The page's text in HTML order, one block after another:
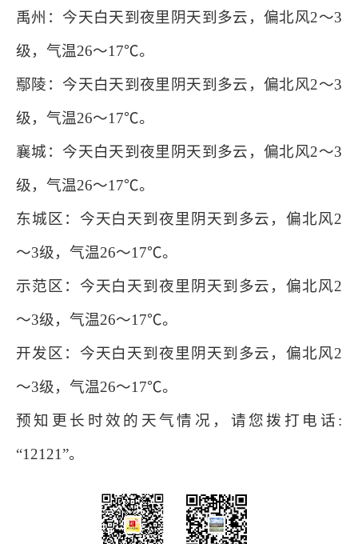
禹州：今天白天到夜里阴天到多云，偏北风2～3
级，气温26～17℃。
鄢陵：今天白天到夜里阴天到多云，偏北风2～3
级，气温26～17℃。
襄城：今天白天到夜里阴天到多云，偏北风2～3
级，气温26～17℃。
东城区：今天白天到夜里阴天到多云，偏北风2
～3级，气温26～17℃。
示范区：今天白天到夜里阴天到多云，偏北风2
～3级，气温26～17℃。
开发区：今天白天到夜里阴天到多云，偏北风2
～3级，气温26～17℃。
预知更长时效的天气情况，请您拨打电话:
“12121”。